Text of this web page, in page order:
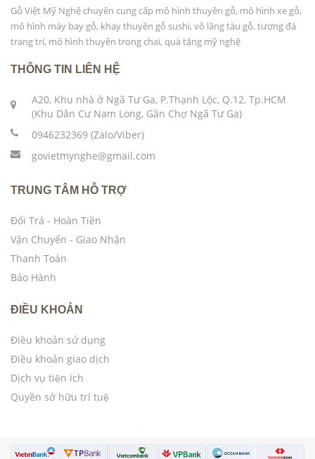
Gỗ Việt Mỹ Nghệ chuyên cung cấp mô hình thuyền gỗ, mô hình xe gỗ,
mô hình máy bay gỗ, khay thuyền gỗ sushi, vô lăng tàu gỗ, tượng đá
trang trí, mô hình thuyền trong chai, quà tặng mỹ nghệ
THÔNG TIN LIÊN HỆ
A20, Khu nhà ở Ngã Tư Ga, P.Thạnh Lộc, Q.12, Tp.HCM
(Khu Dân Cư Nam Long, Gần Chợ Ngã Tư Ga)
0946232369 (Zalo/Viber)
govietmynghe@gmail.com
TRUNG TÂM HỖ TRỢ
Đổi Trả - Hoàn Tiền
Vận Chuyển - Giao Nhận
Thanh Toán
Bảo Hành
ĐIỀU KHOẢN
Điều khoản sử dụng
Điều khoản giao dịch
Dịch vụ tiện ích
Quyền sở hữu trí tuệ